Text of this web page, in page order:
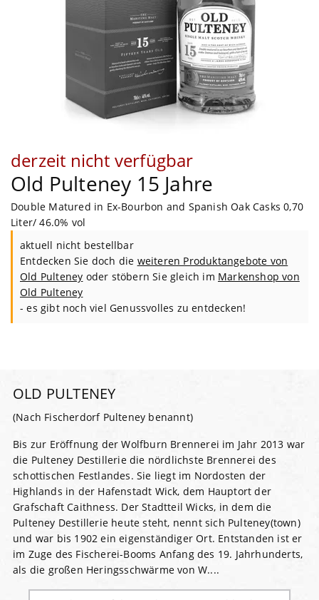
derzeit nicht verfügbar
Old Pulteney 15 Jahre
Double Matured in Ex-Bourbon and Spanish Oak Casks 0,70
Liter/ 46.0% vol
aktuell nicht bestellbar
Entdecken Sie doch die weiteren Produktangebote von
Old Pulteney oder stöbern Sie gleich im Markenshop von
Old Pulteney
- es gibt noch viel Genussvolles zu entdecken!
OLD PULTENEY
(Nach Fischerdorf Pulteney benannt)
Bis zur Eröffnung der Wolfburn Brennerei im Jahr 2013 war
die Pulteney Destillerie die nördlichste Brennerei des
schottischen Festlandes. Sie liegt im Nordosten der
Highlands in der Hafenstadt Wick, dem Hauptort der
Grafschaft Caithness. Der Stadtteil Wicks, in dem die
Pulteney Destillerie heute steht, nennt sich Pulteney(town)
und war bis 1902 ein eigenständiger Ort. Entstanden ist er
im Zuge des Fischerei-Booms Anfang des 19. Jahrhunderts,
als die großen Heringsschwärme von W....